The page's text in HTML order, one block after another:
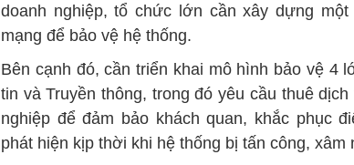
doanh nghiệp, tổ chức lớn cần xây dựng
mạng để bảo vệ hệ thống.
Bên cạnh đó, cần triển khai mô hình bảo vệ 4
tin và Truyền thông, trong đó yêu cầu thuê
nghiệp để đảm bảo khách quan, khắc phục
phát hiện kịp thời khi hệ thống bị tấn công, xâm